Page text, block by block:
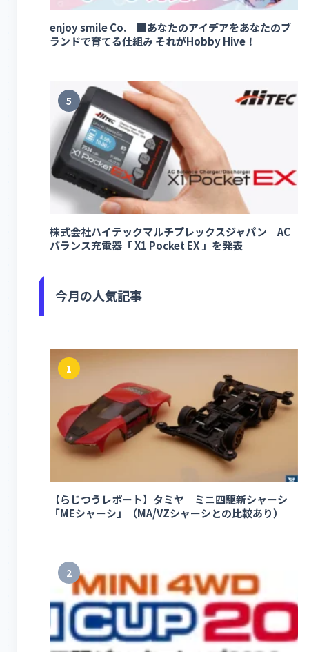
enjoy smile Co. ■あなたのアイデアをあなたのブ
ランドで育てる仕組み それがHobby Hive！
5
株式会社ハイテックマルチプレックスジャパン AC
バランス充電器「 X1 Pocket EX 」を発表
今月の人気記事
1
【らじつうレポート】タミヤ ミニ四駆新シャーシ
「MEシャーシ」（MA/VZシャーシとの比較あり）
2